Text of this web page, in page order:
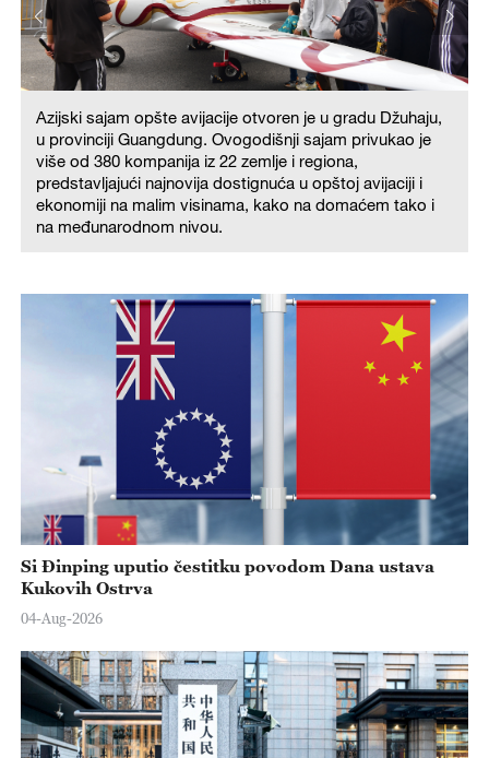
Azijski sajam opšte avijacije otvoren je u gradu Džuhaju,
u provinciji Guangdung. Ovogodišnji sajam privukao je
više od 380 kompanija iz 22 zemlje i regiona,
predstavljajući najnovija dostignuća u opštoj avijaciji i
ekonomiji na malim visinama, kako na domaćem tako i
na međunarodnom nivou.
Si Đinping uputio čestitku povodom Dana ustava
Kukovih Ostrva
04-Aug-2026